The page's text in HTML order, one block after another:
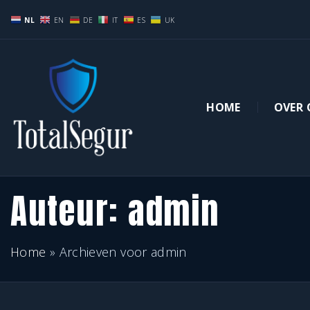
e
NL EN DE IT ES UK
HOME OVER
Auteur: admin
Home » Archieven voor admin